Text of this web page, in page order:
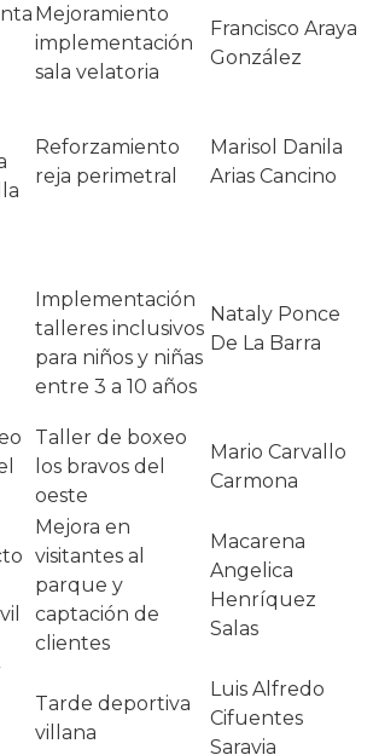
Mejoramiento
implementación
sala velatoria
Francisco Araya
González
Reforzamiento
reja perimetral
Marisol Danila
Arias Cancino
Implementación
talleres inclusivos
para niños y niñas
entre 3 a 10 años
Nataly Ponce
De La Barra
Taller de boxeo
los bravos del
oeste
Mario Carvallo
Carmona
Mejora en
visitantes al
parque y
captación de
clientes
Macarena
Angelica
Henríquez
Salas
Tarde deportiva
villana
Luis Alfredo
Cifuentes
Saravia